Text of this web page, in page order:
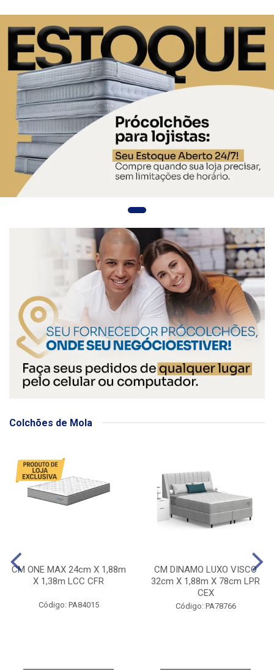
Colchões de Mola
CM ONE MAX 24cm X 1,88m
X 1,38m LCC CFR
Código: PA84015
CM DINAMO LUXO VISCO
32cm X 1,88m X 78cm LPR
CEX
Código: PA78766